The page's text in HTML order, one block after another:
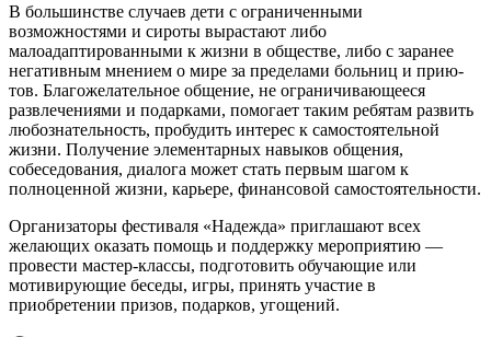
В большинстве случаев дети с ограниченными
возможностями и сироты вырастают либо
малоадаптированными к жизни в обществе, либо с заранее
негативным мнением о мире за пределами больниц и прию­
тов. Благожелательное общение, не ограничивающееся
развлечениями и подарками, помогает таким ребятам развить
любознательность, пробудить интерес к самостоятельной
жизни. Получение элементарных навыков общения,
собеседования, диалога может стать первым шагом к
полноценной жизни, карьере, финансовой самостоятельности.
Организаторы фестиваля «Надежда» приглашают всех
желающих оказать помощь и поддержку мероприятию —
провести мастер-классы, подготовить обучающие или
мотивирующие беседы, игры, принять учас­тие в
приобретении призов, подарков, угощений.